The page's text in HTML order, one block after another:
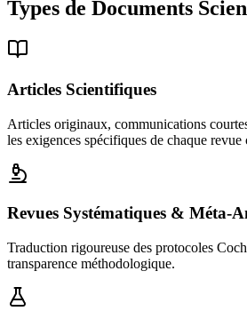
Types de Documents
Articles Scientifiques
Articles originaux, communications
les exigences spécifiques de chaque revue
Revues Systématiques & Méta-
Traduction rigoureuse des protocoles
transparence méthodologique.